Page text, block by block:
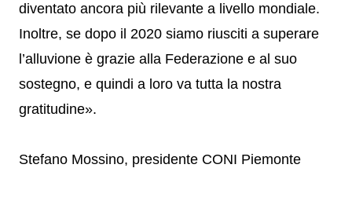
diventato ancora più rilevante a livello mondiale.
Inoltre, se dopo il 2020 siamo riusciti a superare
l’alluvione è grazie alla Federazione e al suo
sostegno, e quindi a loro va tutta la nostra
gratitudine».
Stefano Mossino, presidente CONI Piemonte